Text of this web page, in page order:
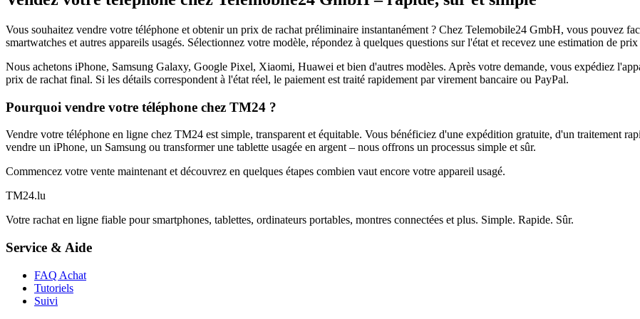
Vous souhaitez vendre votre téléphone et obtenir un prix de rachat préliminaire instantanément ? Chez Telemobile24 GmbH, vous pouvez
smartwatches et autres appareils usagés. Sélectionnez votre modèle, répondez à quelques questions sur l'état et recevez une estimation de prix
Nous achetons iPhone, Samsung Galaxy, Google Pixel, Xiaomi, Huawei et bien d'autres modèles. Après votre demande, vous expédiez
prix de rachat final. Si les détails correspondent à l'état réel, le paiement est traité rapidement par virement bancaire ou PayPal.
Pourquoi vendre votre téléphone chez TM24 ?
Vendre votre téléphone en ligne chez TM24 est simple, transparent et équitable. Vous bénéficiez d'une expédition gratuite, d'un traitement
vendre un iPhone, un Samsung ou transformer une tablette usagée en argent – nous offrons un processus simple et sûr.
Commencez votre vente maintenant et découvrez en quelques étapes combien vaut encore votre appareil usagé.
TM24.lu
Votre rachat en ligne fiable pour smartphones, tablettes, ordinateurs portables, montres connectées et plus. Simple. Rapide. Sûr.
Service & Aide
FAQ Achat
Tutoriels
Suivi